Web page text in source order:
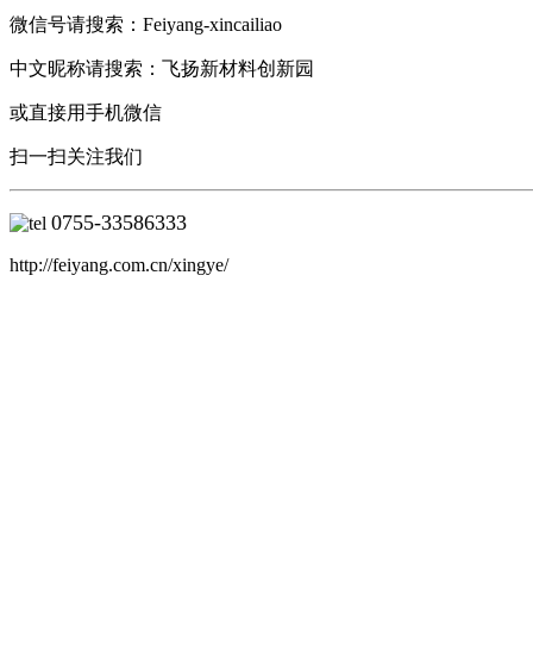
微信号请搜索：Feiyang-xincailiao
中文昵称请搜索：飞扬新材料创新园
或直接用手机微信
扫一扫关注我们
0755-33586333
http://feiyang.com.cn/xingye/